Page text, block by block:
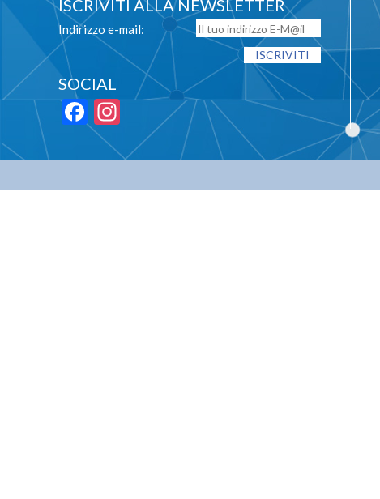
ISCRIVITI ALLA NEWSLETTER
Indirizzo e-mail:
SOCIAL
Facebook
Instagram